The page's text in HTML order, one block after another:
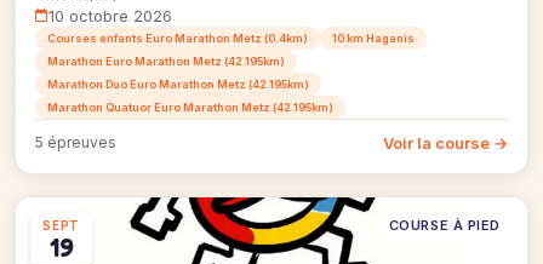
10 octobre 2026
Courses enfants Euro Marathon Metz (0.4km)
10 km Haganis
Marathon Euro Marathon Metz (42.195km)
Marathon Duo Euro Marathon Metz (42.195km)
Marathon Quatuor Euro Marathon Metz (42.195km)
5 épreuves Voir la course →
SEPT
19
COURSE À PIED